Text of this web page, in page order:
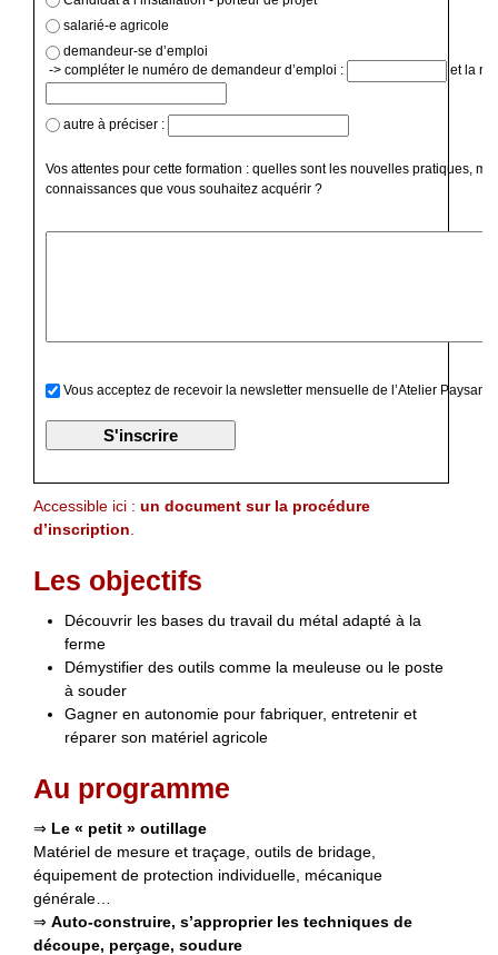
salarié-e agricole
demandeur-se d’emploi
-> compléter le numéro de demandeur d’emploi :
et la
autre à préciser :
Vos attentes pour cette formation : quelles sont les nouvelles pratiques,
connaissances que vous souhaitez acquérir ?
Vous acceptez de recevoir la newsletter mensuelle de l’Atelier Paysan
Accessible ici : un document sur la procédure
d’inscription.
Les objectifs
Découvrir les bases du travail du métal adapté à la
ferme
Démystifier des outils comme la meuleuse ou le poste
à souder
Gagner en autonomie pour fabriquer, entretenir et
réparer son matériel agricole
Au programme
⇒ Le « petit » outillage
Matériel de mesure et traçage, outils de bridage,
équipement de protection individuelle, mécanique
générale…
⇒ Auto-construire, s’approprier les techniques de
découpe, perçage, soudure